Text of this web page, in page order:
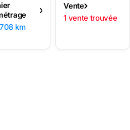
km
Vente
1 vente trouvée